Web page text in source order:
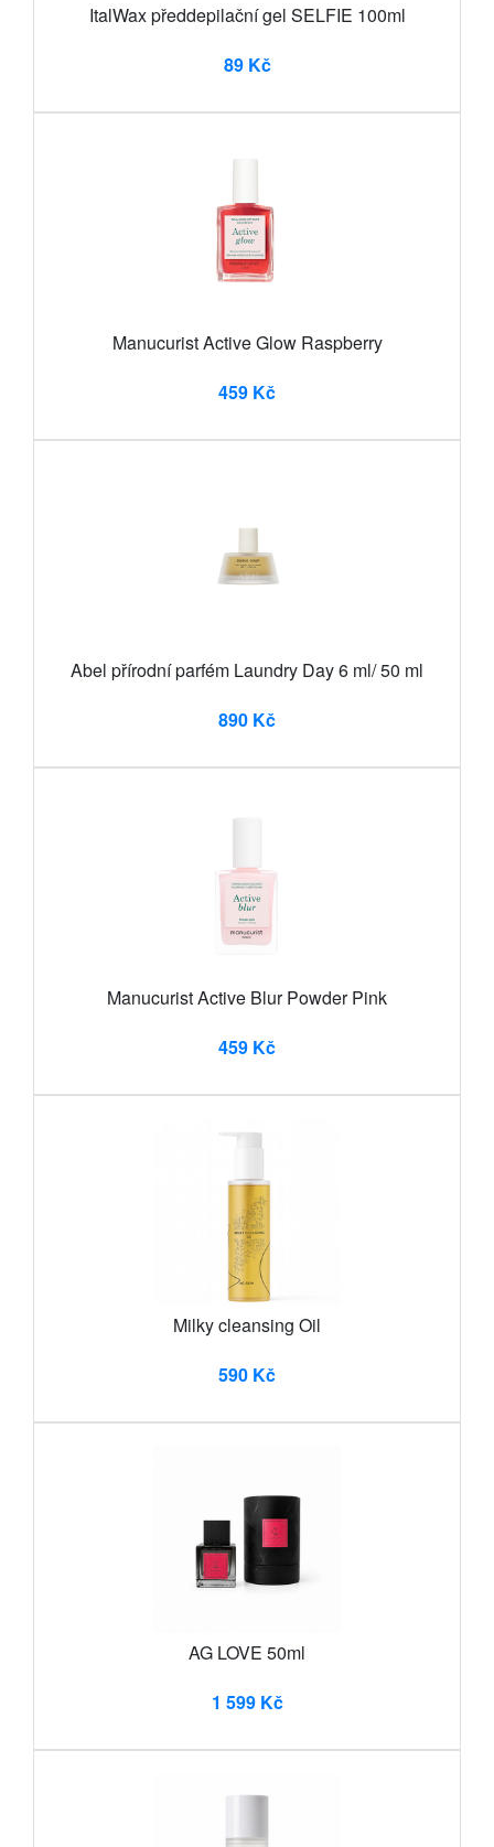
ItalWax předdepilační gel SELFIE 100ml
89 Kč
Manucurist Active Glow Raspberry
459 Kč
Abel přírodní parfém Laundry Day 6 ml/ 50 ml
890 Kč
Manucurist Active Blur Powder Pink
459 Kč
Milky cleansing Oil
590 Kč
AG LOVE 50ml
1 599 Kč